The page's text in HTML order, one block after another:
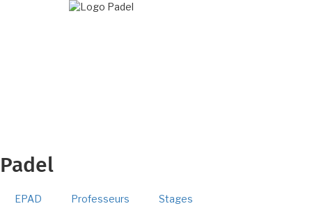
Padel
EPAD Professeurs Stages